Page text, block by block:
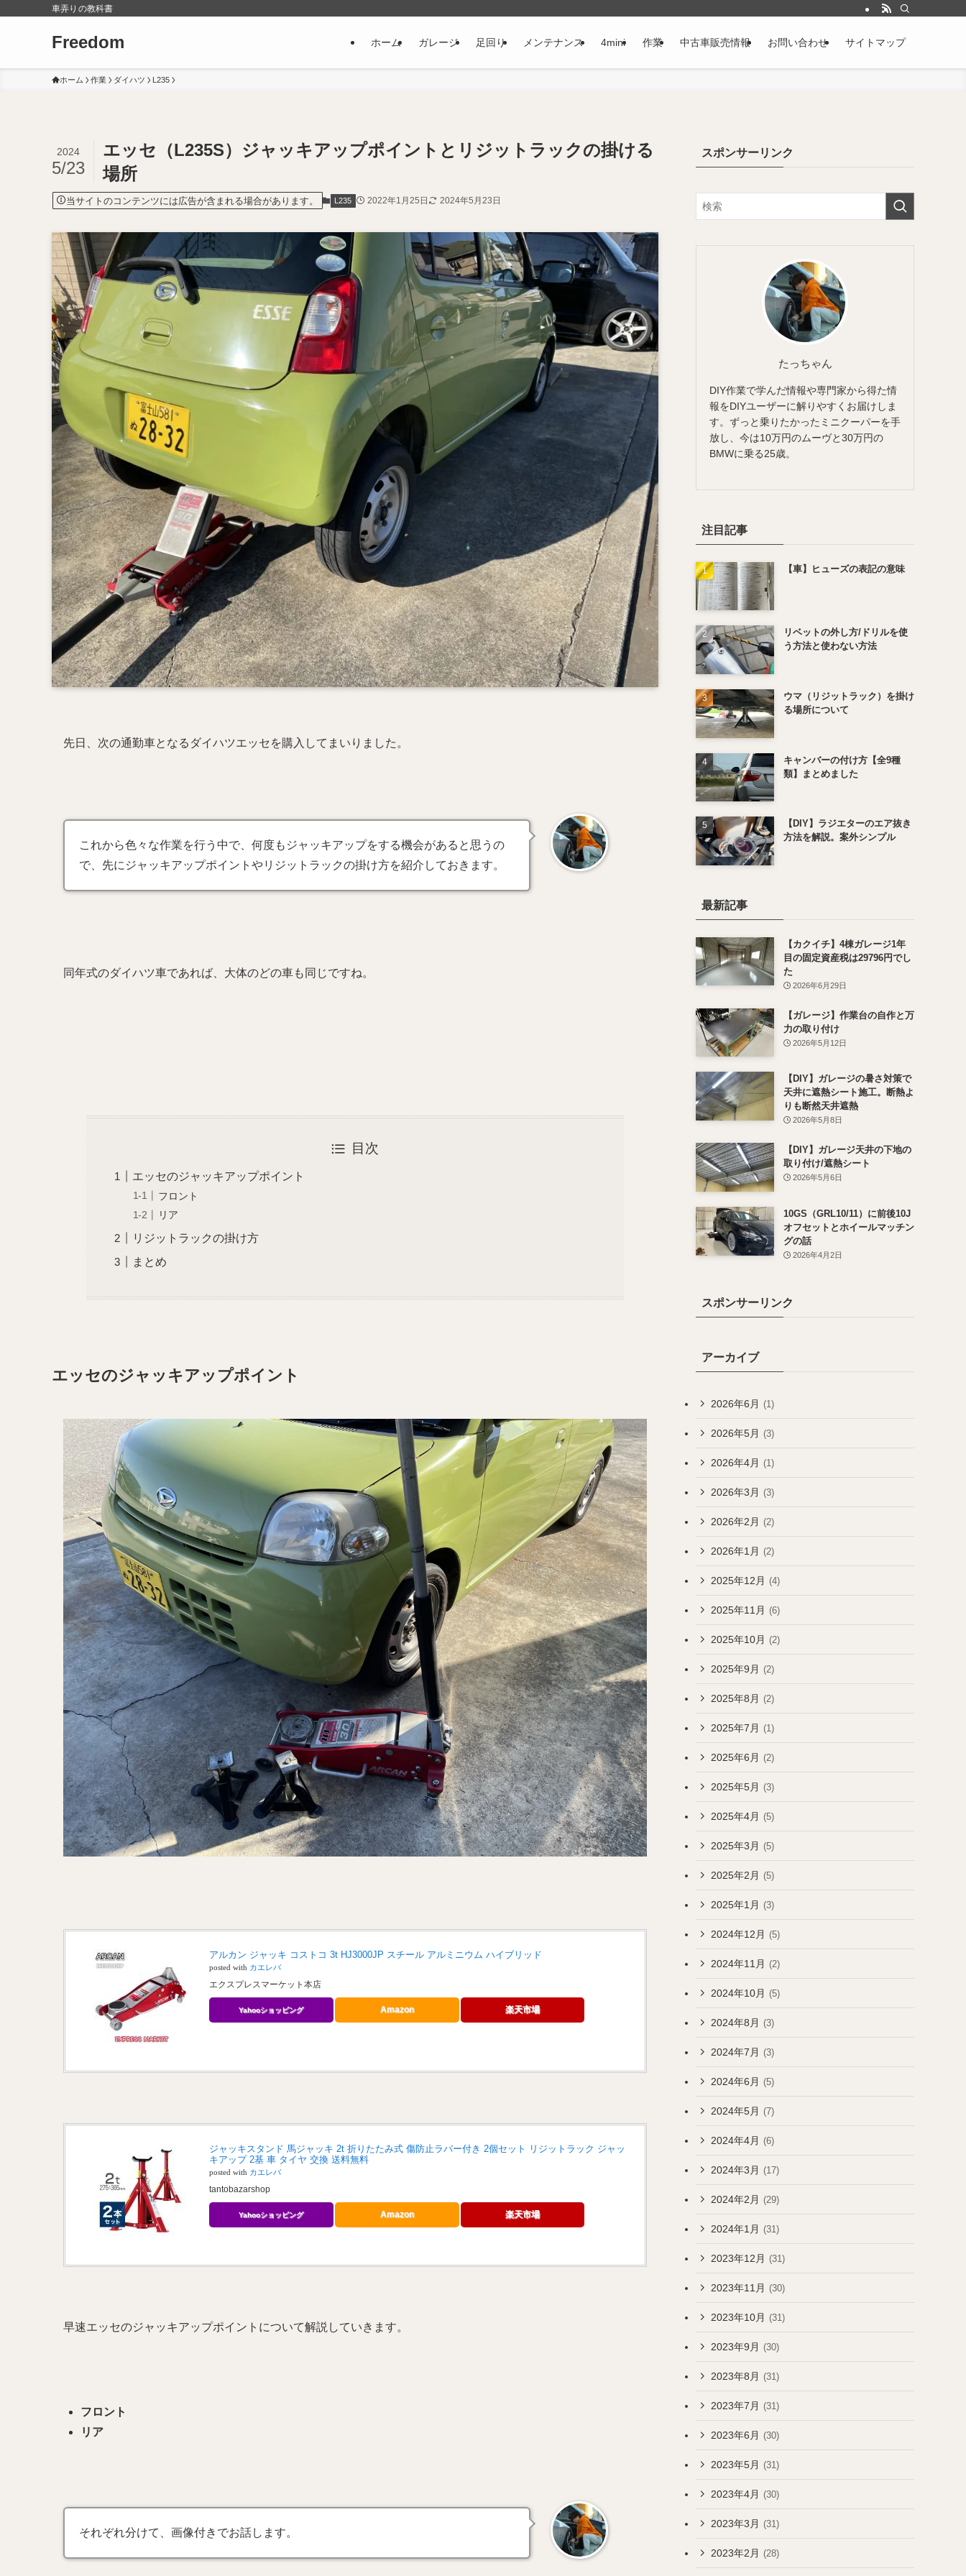
車弄りの教科書
Freedom ホーム ガレージ 足回り メンテナンス 4mini 作業 中古車販売情報 お問い合わせ サイトマップ
ホーム 作業 ダイハツ L235
エッセ（L235S）ジャッキアップポイントとリジットラックの掛ける
場所
2024
5/23
当サイトのコンテンツには広告が含まれる場合があります。 L235 2022年1月25日 2024年5月23日
先日、次の通勤車となるダイハツエッセを購入してまいりました。
これから色々な作業を行う中で、何度もジャッキアップをする機会があると思うの
で、先にジャッキアップポイントやリジットラックの掛け方を紹介しておきます。
同年式のダイハツ車であれば、大体のどの車も同じですね。
目次
エッセのジャッキアップポイント
フロント
リア
リジットラックの掛け方
まとめ
エッセのジャッキアップポイント
アルカン ジャッキ コストコ 3t HJ3000JP スチール アルミニウム ハイブリッド
posted with カエレバ
エクスプレスマーケット本店
Yahooショッピング Amazon 楽天市場
ジャッキスタンド 馬ジャッキ 2t 折りたたみ式 傷防止ラバー付き 2個セット リジットラック ジャッ
キアップ 2基 車 タイヤ 交換 送料無料
posted with カエレバ
tantobazarshop
Yahooショッピング Amazon 楽天市場
早速エッセのジャッキアップポイントについて解説していきます。
フロント
リア
それぞれ分けて、画像付きでお話します。
スポンサーリンク
たっちゃん
DIY作業で学んだ情報や専門家から得た情
報をDIYユーザーに解りやすくお届けしま
す。ずっと乗りたかったミニクーパーを手
放し、今は10万円のムーヴと30万円の
BMWに乗る25歳。
注目記事
【車】ヒューズの表記の意味
リベットの外し方/ドリルを使
う方法と使わない方法
ウマ（リジットラック）を掛け
る場所について
キャンバーの付け方【全9種
類】まとめました
【DIY】ラジエターのエア抜き
方法を解説。案外シンプル
最新記事
【カクイチ】4棟ガレージ1年
目の固定資産税は29796円でし
た
2026年6月29日
【ガレージ】作業台の自作と万
力の取り付け
2026年5月12日
【DIY】ガレージの暑さ対策で
天井に遮熱シート施工。断熱よ
りも断然天井遮熱
2026年5月8日
【DIY】ガレージ天井の下地の
取り付け/遮熱シート
2026年5月6日
10GS（GRL10/11）に前後10J
オフセットとホイールマッチン
グの話
2026年4月2日
スポンサーリンク
アーカイブ
2026年6月 (1)
2026年5月 (3)
2026年4月 (1)
2026年3月 (3)
2026年2月 (2)
2026年1月 (2)
2025年12月 (4)
2025年11月 (6)
2025年10月 (2)
2025年9月 (2)
2025年8月 (2)
2025年7月 (1)
2025年6月 (2)
2025年5月 (3)
2025年4月 (5)
2025年3月 (5)
2025年2月 (5)
2025年1月 (3)
2024年12月 (5)
2024年11月 (2)
2024年10月 (5)
2024年8月 (3)
2024年7月 (3)
2024年6月 (5)
2024年5月 (7)
2024年4月 (6)
2024年3月 (17)
2024年2月 (29)
2024年1月 (31)
2023年12月 (31)
2023年11月 (30)
2023年10月 (31)
2023年9月 (30)
2023年8月 (31)
2023年7月 (31)
2023年6月 (30)
2023年5月 (31)
2023年4月 (30)
2023年3月 (31)
2023年2月 (28)